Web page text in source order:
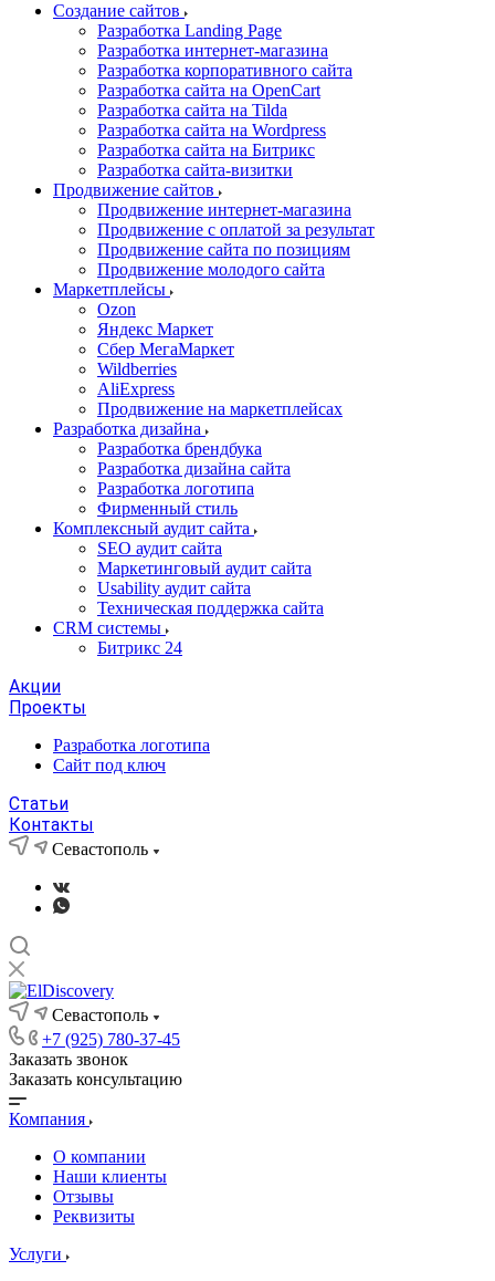
Создание сайтов
Разработка Landing Page
Разработка интернет-магазина
Разработка корпоративного сайта
Разработка сайта на OpenCart
Разработка сайта на Tilda
Разработка сайта на Wordpress
Разработка сайта на Битрикс
Разработка сайта-визитки
Продвижение сайтов
Продвижение интернет-магазина
Продвижение с оплатой за результат
Продвижение сайта по позициям
Продвижение молодого сайта
Маркетплейсы
Ozon
Яндекс Маркет
Сбер МегаМаркет
Wildberries
AliExpress
Продвижение на маркетплейсах
Разработка дизайна
Разработка брендбука
Разработка дизайна сайта
Разработка логотипа
Фирменный стиль
Комплексный аудит сайта
SEO аудит сайта
Маркетинговый аудит сайта
Usability аудит сайта
Техническая поддержка сайта
CRM системы
Битрикс 24
Акции
Проекты
Разработка логотипа
Сайт под ключ
Статьи
Контакты
Севастополь
Севастополь
+7 (925) 780-37-45
Заказать звонок
Заказать консультацию
Компания
О компании
Наши клиенты
Отзывы
Реквизиты
Услуги